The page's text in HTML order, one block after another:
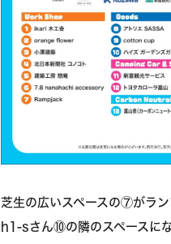
芝生の広いスペースの⑦がラン
h1-sさん⑩の隣のスペースにな